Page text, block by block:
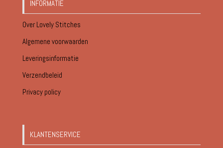
INFORMATIE
Over Lovely Stitches
Algemene voorwaarden
Leveringsinformatie
Verzendbeleid
Privacy policy
KLANTENSERVICE